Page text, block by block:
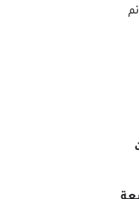
بين الثوابت